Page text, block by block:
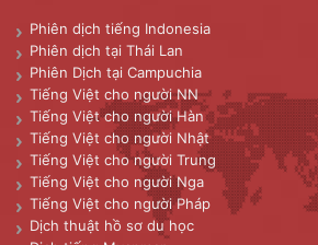
Phiên dịch tiếng Indonesia
Phiên dịch tại Thái Lan
Phiên Dịch tại Campuchia
Tiếng Việt cho người NN
Tiếng Việt cho người Hàn
Tiếng Việt cho người Nhật
Tiếng Việt cho người Trung
Tiếng Việt cho người Nga
Tiếng Việt cho người Pháp
Dịch thuật hồ sơ du học